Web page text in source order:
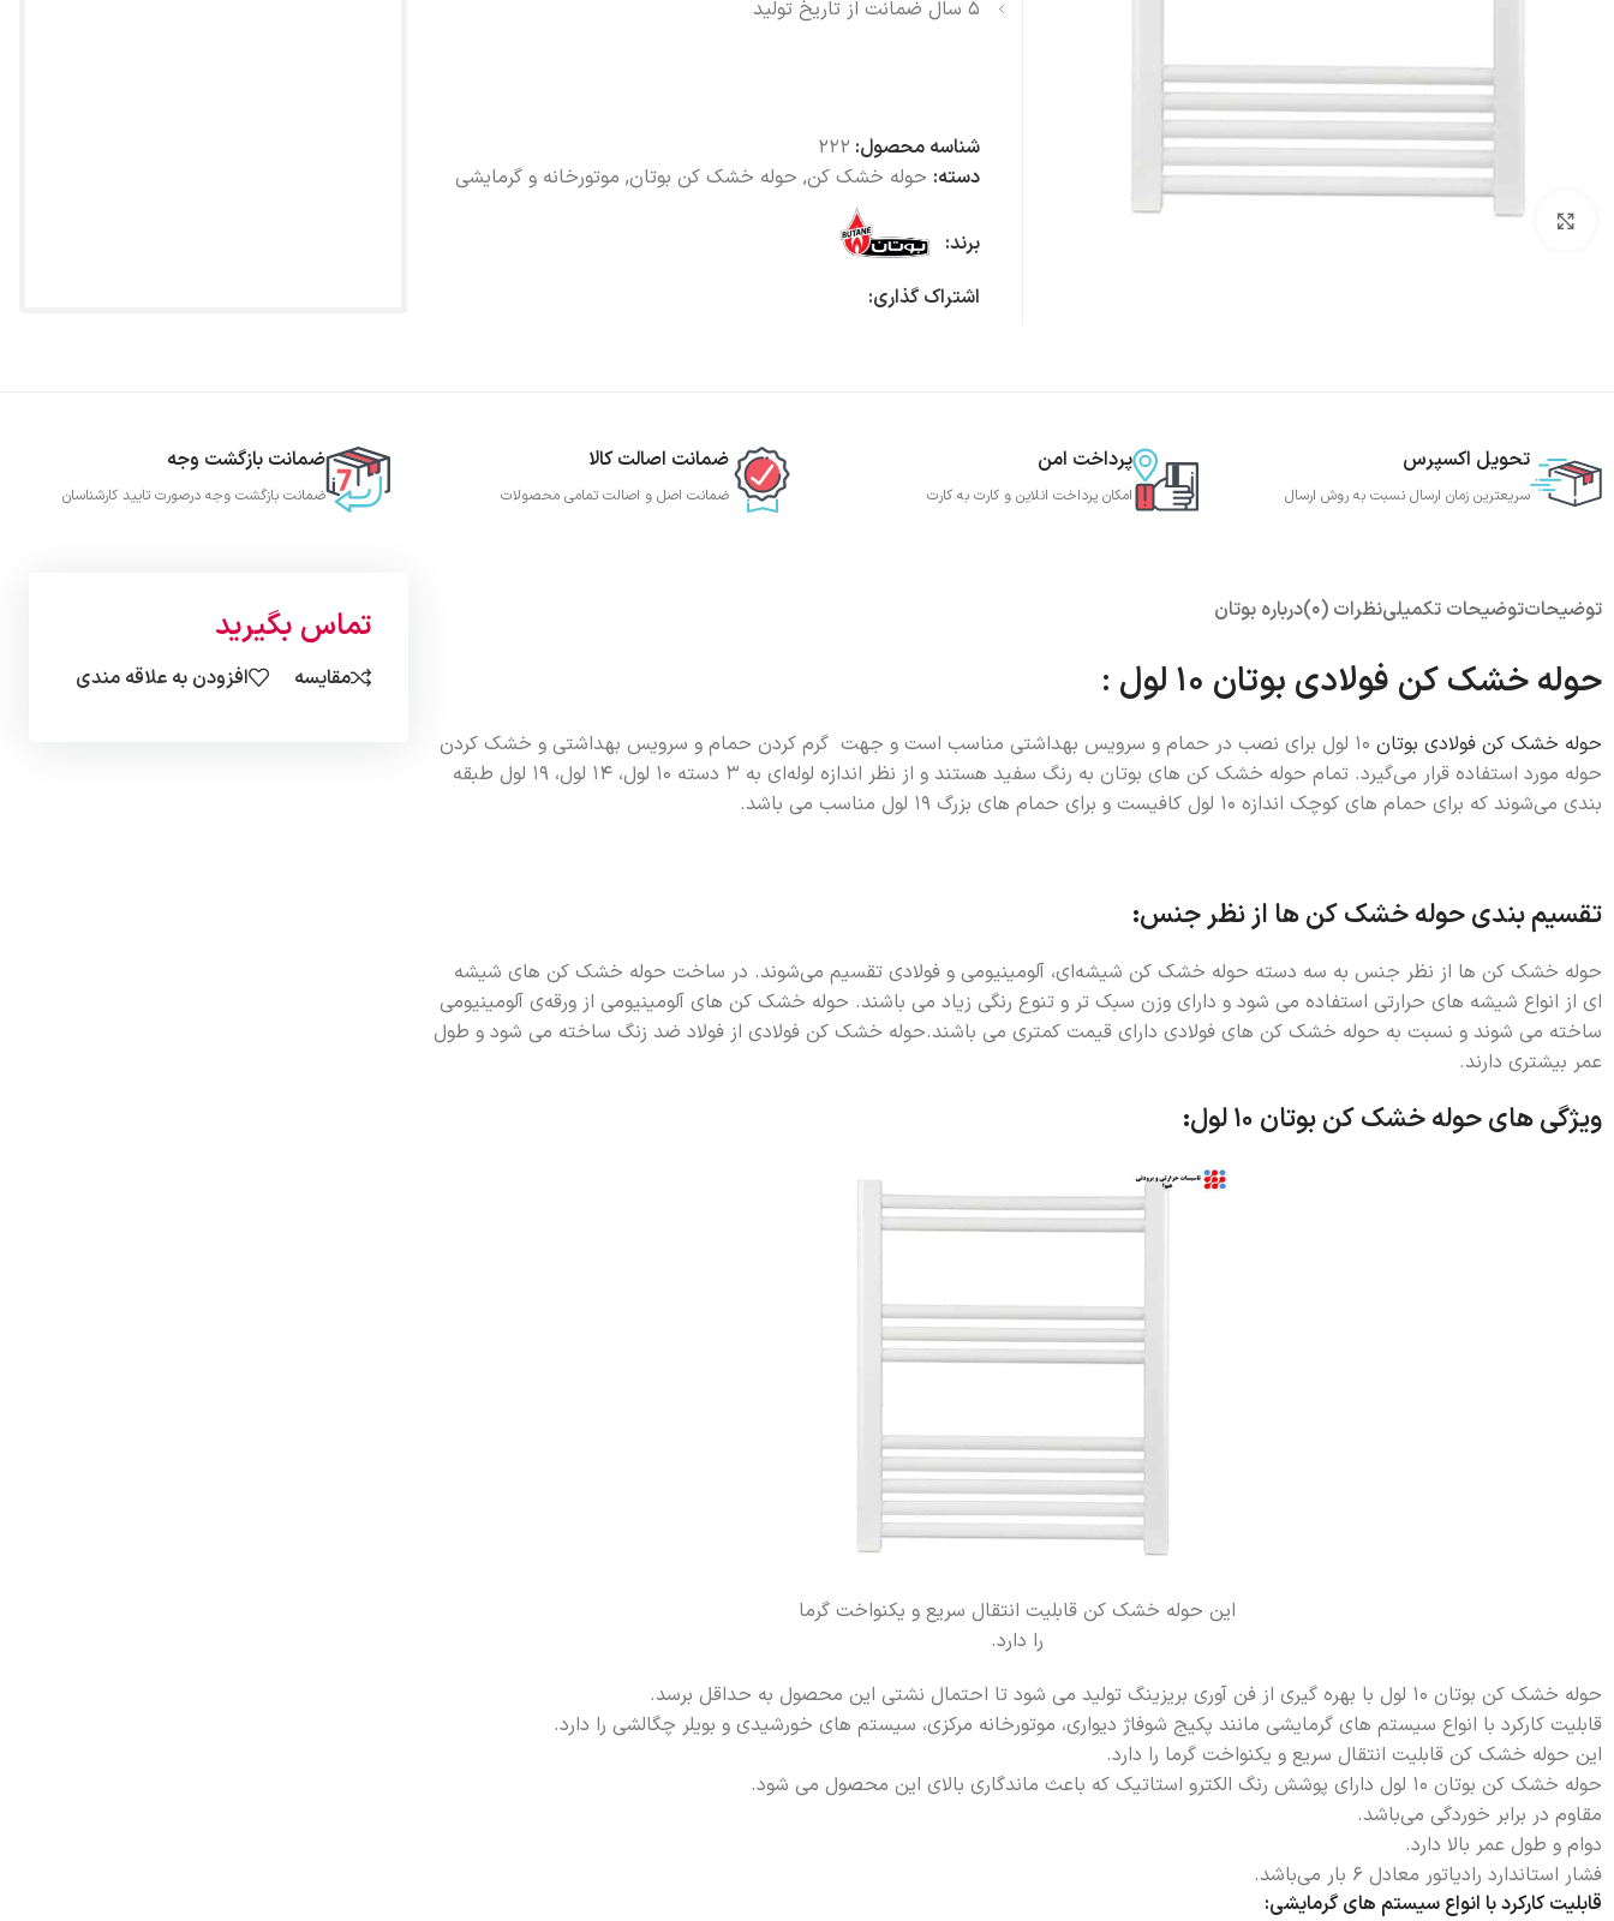
بزرگنمایی تصویر
۵ سال ضمانت از تاریخ تولید
شناسه محصول: 222
دسته: حوله خشک کن, حوله خشک کن بوتان, موتورخانه و گرمایشی
برند:
اشتراک گذاری:
تحویل اکسپرس
سریعترین زمان ارسال نسبت به روش ارسال
پرداخت امن
امکان پرداخت انلاین و کارت به کارت
ضمانت اصالت کالا
ضمانت اصل و اصالت تمامی محصولات
ضمانت بازگشت وجه
ضمانت بازگشت وجه درصورت تایید کارشناسان
توضیحاتتوضیحات تکمیلینظرات (0) درباره بوتان
حوله خشک کن فولادی بوتان 10 لول :
حوله خشک کن فولادی بوتان
10 لول برای نصب در حمام و سرویس بهداشتی مناسب است و جهت گرم کردن حمام و سرویس بهداشتی و خشک کردن
حوله مورد استفاده قرار می‌گیرد. تمام حوله خشک کن های بوتان به رنگ سفید هستند و از نظر اندازه لوله‌ای به 3 دسته 10 لول، 14 لول، 19 لول طبقه
بندی می‌شوند که برای حمام های کوچک اندازه 10 لول کافیست و برای حمام های بزرگ 19 لول مناسب می باشد.
تقسیم بندی حوله خشک کن ها از نظر جنس:
حوله خشک کن ها از نظر جنس به سه دسته حوله خشک کن شیشه‌ای، آلومینیومی و فولادی تقسیم می‌شوند. در ساخت حوله خشک کن های شیشه
ای از انواع شیشه های حرارتی استفاده می شود و دارای وزن سبک تر و تنوع رنگی زیاد می باشند. حوله خشک کن های آلومینیومی از ورقه‌ی آلومینیومی
ساخته می شوند و نسبت به حوله خشک کن های فولادی دارای قیمت کمتری می باشند.حوله خشک کن فولادی از فولاد ضد زنگ ساخته می شود و طول
عمر بیشتری دارند.
ویژگی های حوله خشک کن بوتان 10 لول:
این حوله خشک کن قابلیت انتقال سریع و یکنواخت گرما
را دارد.
حوله خشک کن بوتان 10 لول با بهره گیری از فن آوری بریزینگ تولید می شود تا احتمال نشتی این محصول به حداقل برسد.
قابلیت کارکرد با انواع سیستم های گرمایشی مانند پکیج شوفاژ دیواری، موتورخانه مرکزی، سیستم های خورشیدی و بویلر چگالشی را دارد.
این حوله خشک کن قابلیت انتقال سریع و یکنواخت گرما را دارد.
حوله خشک کن بوتان 10 لول دارای پوشش رنگ الکترو استاتیک که باعث ماندگاری بالای این محصول می شود.
مقاوم در برابر خوردگی می‌باشد.
دوام و طول عمر بالا دارد.
فشار استاندارد رادیاتور معادل 6 بار می‌باشد.
قابلیت کارکرد با انواع سیستم های گرمایشی:
تماس بگیرید
مقایسه افزودن به علاقه مندی